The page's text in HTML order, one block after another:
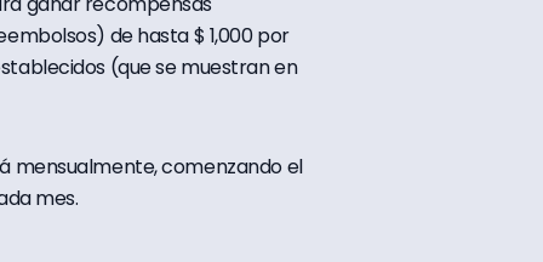
de hasta $ 1,000 por
(que se muestran en
mensualmente, comenzando el
mes.